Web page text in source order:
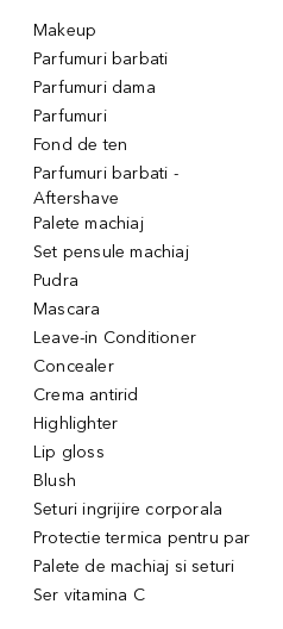
Makeup
Parfumuri barbati
Parfumuri dama
Parfumuri
Fond de ten
Parfumuri barbati -
Aftershave
Palete machiaj
Set pensule machiaj
Pudra
Mascara
Leave-in Conditioner
Concealer
Crema antirid
Highlighter
Lip gloss
Blush
Seturi ingrijire corporala
Protectie termica pentru par
Palete de machiaj si seturi
Ser vitamina C